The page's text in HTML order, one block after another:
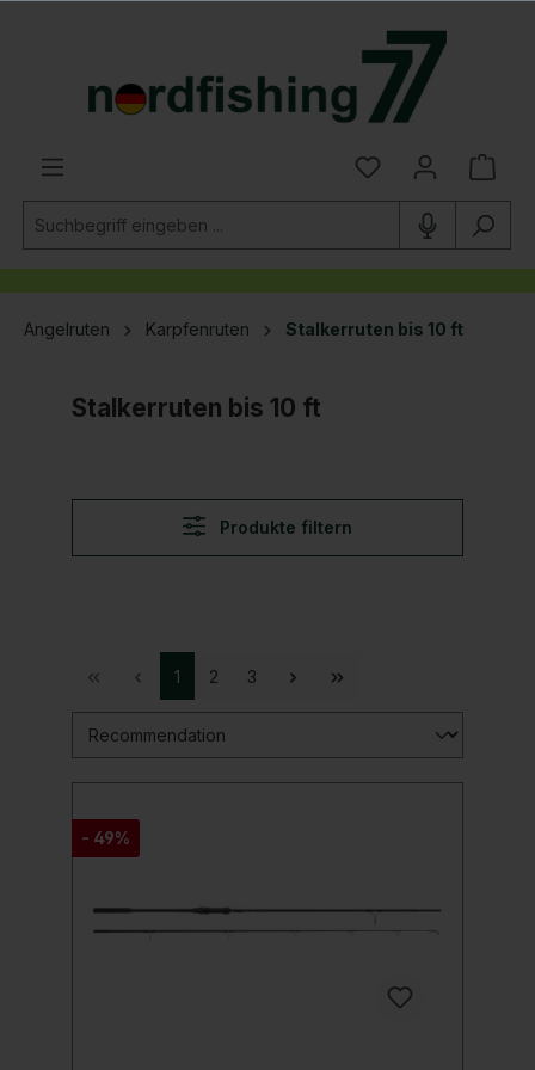
Angelruten Karpfenruten Stalkerruten bis 10 ft
Stalkerruten bis 10 ft
Produkte filtern
1 2 3
- 49%